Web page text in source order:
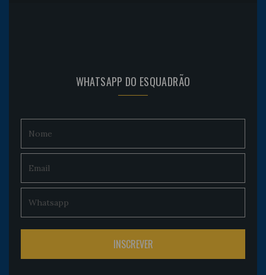
WHATSAPP DO ESQUADRÃO